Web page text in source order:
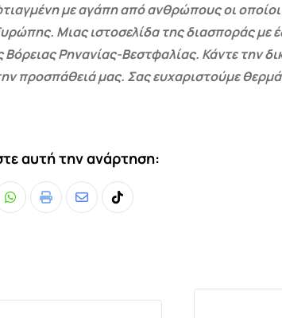
με αγάπη από ανθρώπους οι
Μιας ιστοσελίδα της διασποράς με
Βόρειας Ρηνανίας-Βεστφαλίας. Κάντε την
προσπάθειά μας. Σας ευχαριστούμε
αυτή την ανάρτηση:
Whatsapp
Print
ShareTiktok